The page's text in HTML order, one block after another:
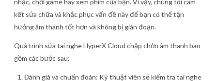
kết sửa chữa và khắc phục vấn đề này để bạn có thể tận
hưởng âm thanh tốt hơn và không bị gián đoạn.
Quá trình sửa tai nghe HyperX Cloud chập chờn âm thanh bao
gồm các bước sau:
Đánh giá và chuẩn đoán: Kỹ thuật viên sẽ kiểm tra tai nghe